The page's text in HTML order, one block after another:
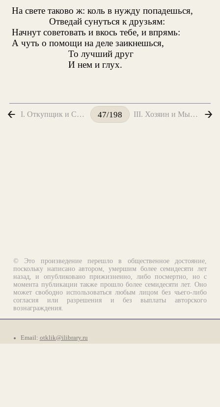
На свете таково ж: коль в нужду попадешься,
Отведай сунуться к друзьям:
Начнут советовать и вкось тебе, и впрямь:
А чуть о помощи на деле заикнешься,
То лучший друг
И нем и глух.
I. Откупщик и Сапожник 47/198 III. Хозяин и Мыши
© Это произведение перешло в общественное достояние,
поскольку написано автором, умершим более семидесяти лет
назад, и опубликовано прижизненно, либо посмертно, но с
момента публикации также прошло более семидесяти лет. Оно
может свободно использоваться любым лицом без чьего-либо
согласия или разрешения и без выплаты авторского
вознаграждения.
Email: otklik@ilibrary.ru